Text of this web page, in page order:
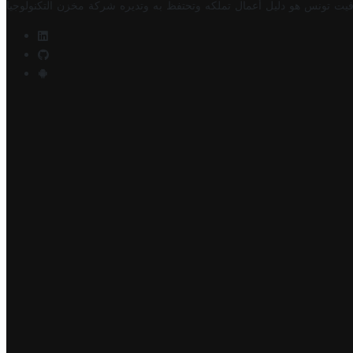
تونس هو دليل أعمال تملكه وتحتفظ به وتديره شركة مخزن التكنولوجيا